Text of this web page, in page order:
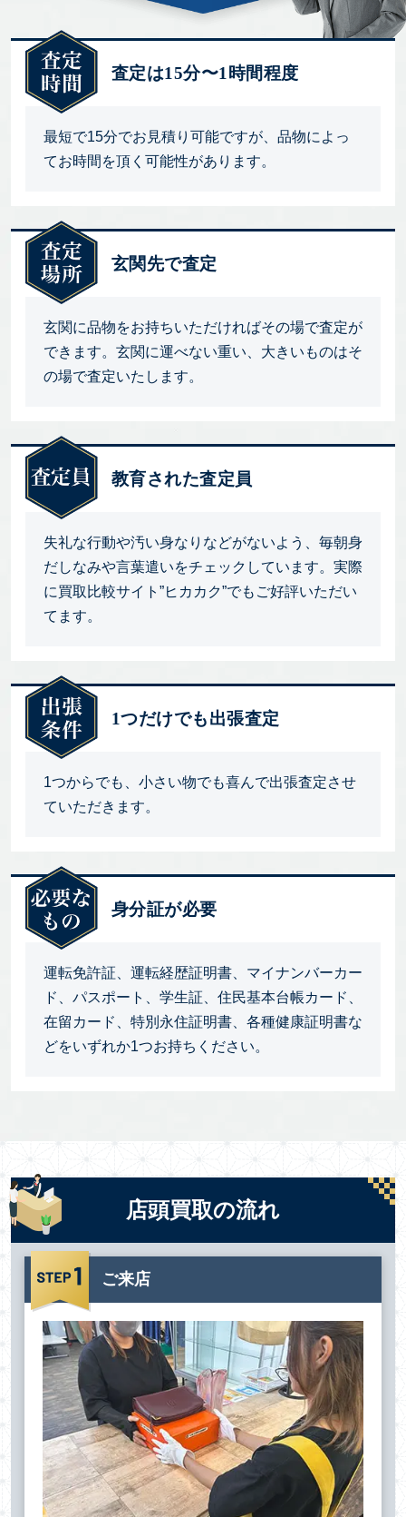
査定は15分〜1時間程度
最短で15分でお見積り可能ですが、品物によっ
てお時間を頂く可能性があります。
玄関先で査定
玄関に品物をお持ちいただければその場で査定が
できます。玄関に運べない重い、大きいものはそ
の場で査定いたします。
教育された査定員
失礼な行動や汚い身なりなどがないよう、毎朝身
だしなみや言葉遣いをチェックしています。実際
に買取比較サイト”ヒカカク”でもご好評いただい
てます。
1つだけでも出張査定
1つからでも、小さい物でも喜んで出張査定させ
ていただきます。
身分証が必要
運転免許証、運転経歴証明書、マイナンバーカー
ド、パスポート、学生証、住民基本台帳カード、
在留カード、特別永住証明書、各種健康証明書な
どをいずれか1つお持ちください。
店頭買取の流れ
ご来店